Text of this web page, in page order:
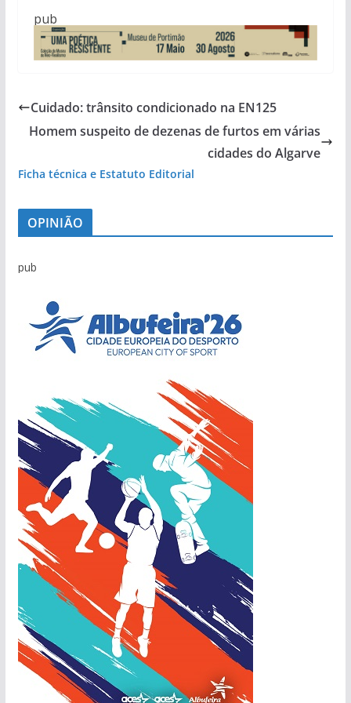
pub
Cuidado: trânsito condicionado na EN125
Homem suspeito de dezenas de furtos em várias
cidades do Algarve
Ficha técnica e Estatuto Editorial
OPINIÃO
pub